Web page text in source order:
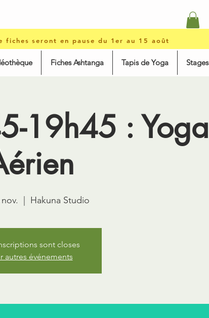
fiches seront en pause du 1er au 15 août
Fiches Ashtanga Tapis de Yoga Stages
19h45 : Yoga
Hakuna Studio
sont closes
autres événements